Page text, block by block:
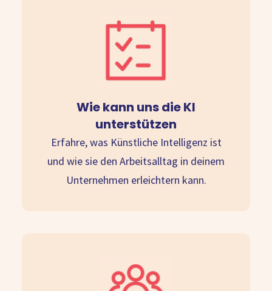
Wie kann uns die KI
unterstützen
Erfahre, was Künstliche Intelligenz ist
und wie sie den Arbeitsalltag in deinem
Unternehmen erleichtern kann.